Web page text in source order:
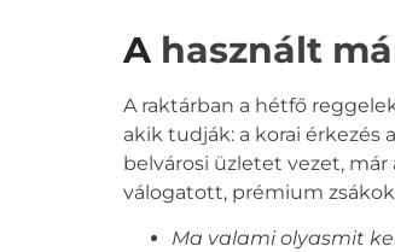
A használt
A raktárban a hétfő
akik tudják: a korai érkezés
belvárosi üzletet vezet,
válogatott, prémium
Ma valami olyasmit